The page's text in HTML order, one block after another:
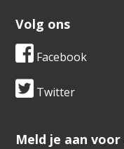
Volg ons
Facebook
Twitter
​​​​​​​Meld je aan